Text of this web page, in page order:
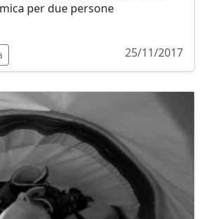
per due persone
25/11/2017